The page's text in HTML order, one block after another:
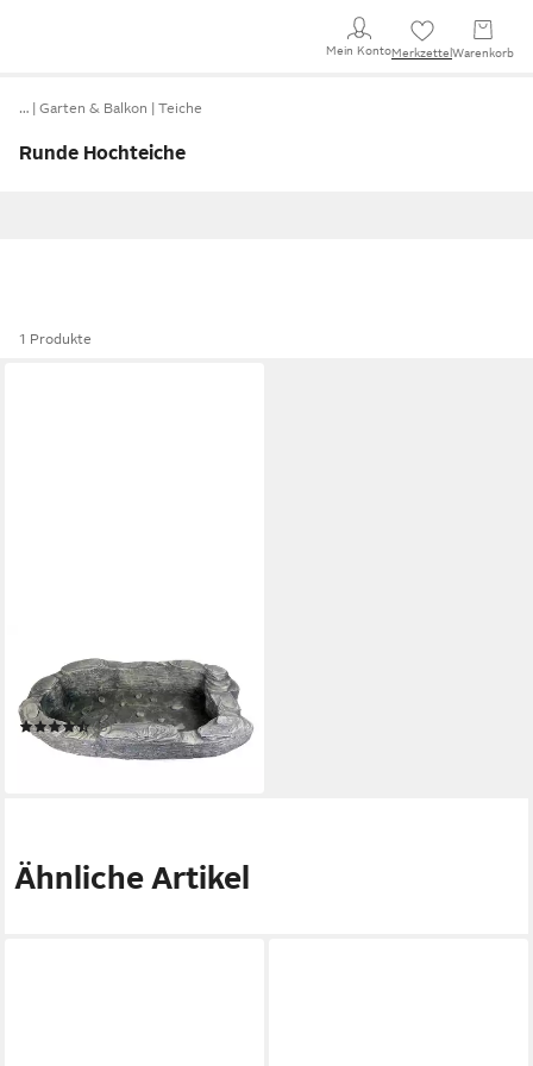
Mein KontoMerkzettel Warenkorb
… Garten & Balkon Teiche
Runde Hochteiche
1 Produkte
Fertigteich kleiner
Gartenteich Teich Becken in
Fels Optik Bachlaufbecken
(8)
115,99 €
Ähnliche Artikel